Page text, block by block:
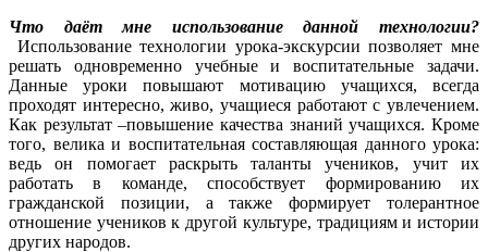
Что даёт мне использование данной технологии?
Использование технологии урока-экскурсии позволяет мне
решать одновременно учебные и воспитательные задачи.
Данные уроки повышают мотивацию учащихся, всегда
проходят интересно, живо, учащиеся работают с увлечением.
Как результат –повышение качества знаний учащихся. Кроме
того, велика и воспитательная составляющая данного урока:
ведь он помогает раскрыть таланты учеников, учит их
работать в команде, способствует формированию их
гражданской позиции, а также формирует толерантное
отношение учеников к другой культуре, традициям и истории
других народов.